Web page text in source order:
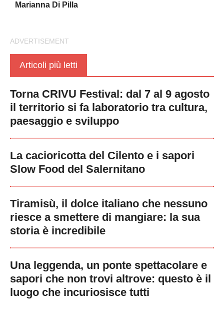
Marianna Di Pilla
Articoli più letti
Torna CRIVU Festival: dal 7 al 9 agosto
il territorio si fa laboratorio tra cultura,
paesaggio e sviluppo
La cacioricotta del Cilento e i sapori
Slow Food del Salernitano
Tiramisù, il dolce italiano che nessuno
riesce a smettere di mangiare: la sua
storia è incredibile
Una leggenda, un ponte spettacolare e
sapori che non trovi altrove: questo è il
luogo che incuriosisce tutti